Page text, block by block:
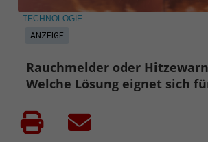
ANZEIGE
TECHNOLOGIE
Rauchmelder oder
Welche Lösung eignet sich